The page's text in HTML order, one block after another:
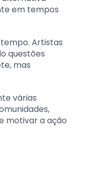
em tempos
Artistas
questões
mas
várias
motivar a ação